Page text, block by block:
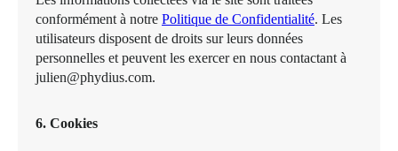
conformément à notre Politique de Confidentialité. Les
utilisateurs disposent de droits sur leurs données
personnelles et peuvent les exercer en nous contactant à
julien@phydius.com.
6. Cookies